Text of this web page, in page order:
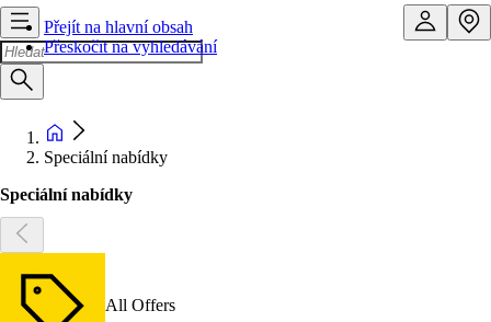
Přejít na hlavní obsah
Přeskočit na vyhledávání
Speciální nabídky
Speciální nabídky
All Offers